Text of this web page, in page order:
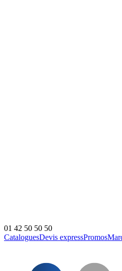
01 42 50 50 50
CataloguesDevis expressPromos